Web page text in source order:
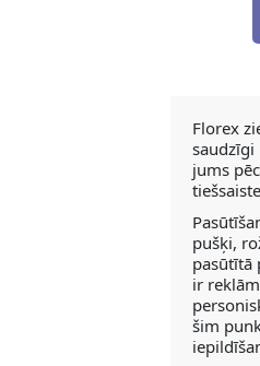
Florex
jums
pušķi,
pasūtītā
ir
šim